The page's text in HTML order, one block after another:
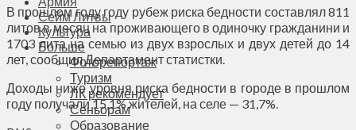
Сейм Литвы
Культура
Больше
Фоторепортаж
Туризм
ЛК рекомендует
Сеньорам
Образование
В прошлом году году рубеж риска бедности составлял 811
литов в месяц на проживающего в одиночку гражданини и
1703 лита на семью из двух взрослых и двух детей до 14
лет, сообщил Департамент статистки.
Доходы ниже уровня риска бедности в городе в прошлом
году получали 15,1% жителей, на селе — 31,7%.